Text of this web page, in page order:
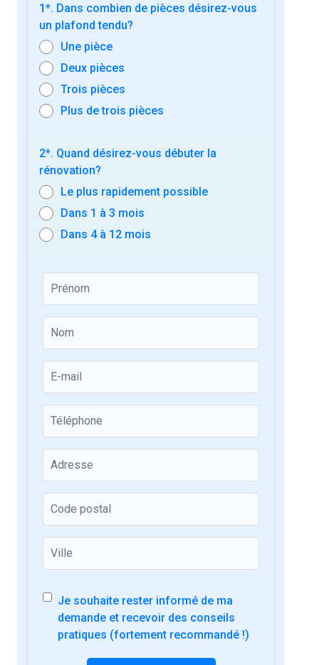
1*. Dans combien de pièces désirez-vous
un plafond tendu?
Une pièce
Deux pièces
Trois pièces
Plus de trois pièces
2*. Quand désirez-vous débuter la
rénovation?
Le plus rapidement possible
Dans 1 à 3 mois
Dans 4 à 12 mois
Je souhaite rester informé de ma
demande et recevoir des conseils
pratiques (fortement recommandé !)